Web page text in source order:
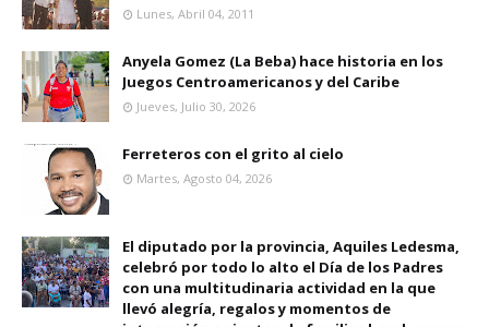
Lunes, Abril 04, 2011
Anyela Gomez (La Beba) hace historia en los
Juegos Centroamericanos y del Caribe
Jueves, Julio 30, 2026
Ferreteros con el grito al cielo
Martes, Agosto 04, 2026
El diputado por la provincia, Aquiles Ledesma,
celebró por todo lo alto el Día de los Padres
con una multitudinaria actividad en la que
llevó alegría, regalos y momentos de